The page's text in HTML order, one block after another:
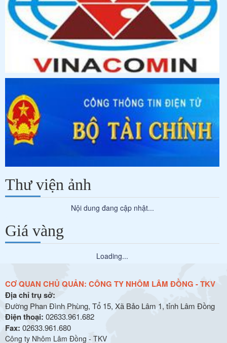
Thư viện ảnh
Nội dung đang cập nhật...
Giá vàng
Loading...
CƠ QUAN CHỦ QUẢN: CÔNG TY NHÔM LÂM ĐỒNG - TKV
Địa chỉ trụ sở:
Đường Phan Đình Phùng, Tổ 15, Xã Bảo Lâm 1, tỉnh Lâm Đồng
Điện thoại: 02633.961.682
Fax: 02633.961.680
Công ty Nhôm Lâm Đồng - TKV